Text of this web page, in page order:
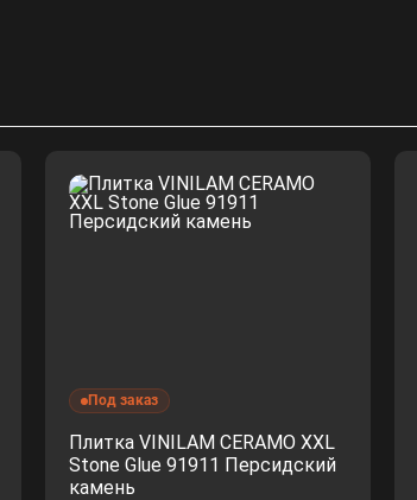
Под заказ
Плитка VINILAM CERAMO XXL
Stone Glue 91911 Персидский
камень